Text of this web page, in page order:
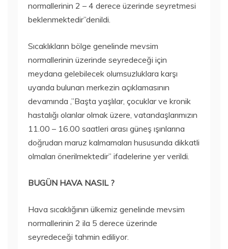
normallerinin 2 – 4 derece üzerinde seyretmesi
beklenmektedir”denildi.
Sıcaklıkların bölge genelinde mevsim
normallerinin üzerinde seyredeceği için
meydana gelebilecek olumsuzluklara karşı
uyarıda bulunan merkezin açıklamasının
devamında ,”Başta yaşlılar, çocuklar ve kronik
hastalığı olanlar olmak üzere, vatandaşlarımızın
11.00 – 16.00 saatleri arası güneş ışınlarına
doğrudan maruz kalmamaları hususunda dikkatli
olmaları önerilmektedir” ifadelerine yer verildi.
BUGÜN HAVA NASIL ?
Hava sıcaklığının ülkemiz genelinde mevsim
normallerinin 2 ila 5 derece üzerinde
seyredeceği tahmin ediliyor.